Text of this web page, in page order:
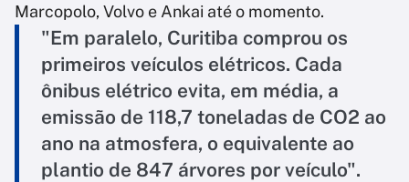
Marcopolo, Volvo e Ankai até o momento.
"Em paralelo, Curitiba comprou os
primeiros veículos elétricos. Cada
ônibus elétrico evita, em média, a
emissão de 118,7 toneladas de CO2 ao
ano na atmosfera, o equivalente ao
plantio de 847 árvores por veículo".